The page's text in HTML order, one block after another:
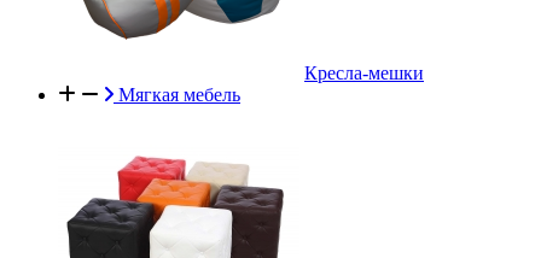
Кресла-мешки
Мягкая мебель